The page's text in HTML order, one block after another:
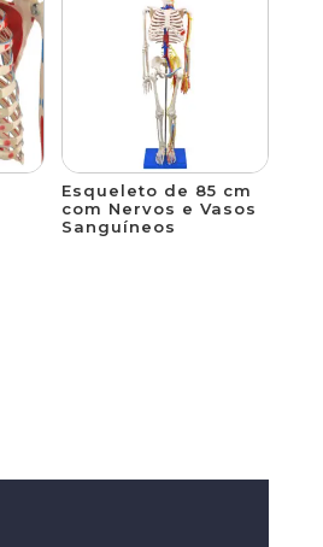
Esqueleto de 85 cm
com Nervos e Vasos
Sanguíneos